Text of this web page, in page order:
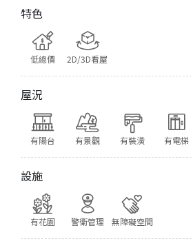
特色
低總價 2D/3D看屋
屋況
有陽台 有景觀 有裝潢 有電梯
設施
有花園 警衛管理 無障礙空間